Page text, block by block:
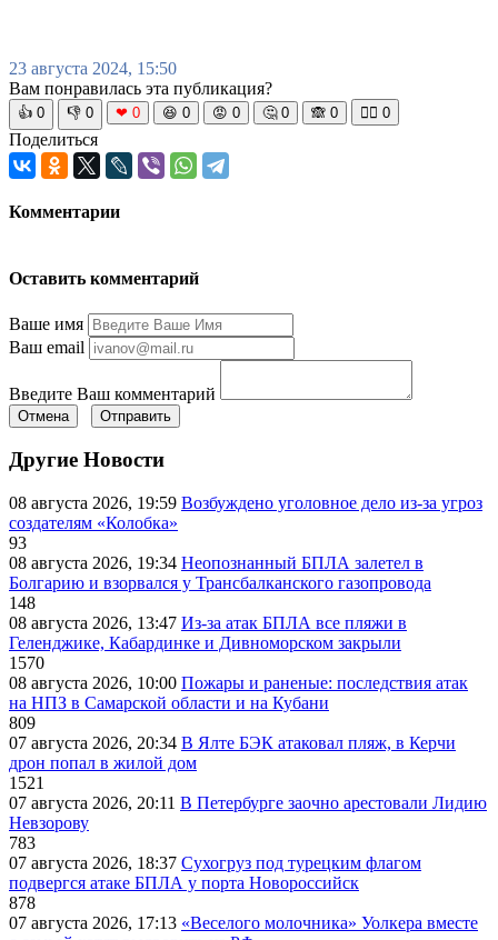
23 августа 2024, 15:50
Вам понравилась эта публикация?
👍 0 👎 0 ❤ 0 😆 0 😡 0 🤔 0 🙈 0 🧘‍♀️ 0
Поделиться
Комментарии
Оставить комментарий
Ваше имя
Ваш email
Введите Ваш комментарий
Отмена Отправить
Другие Новости
08 августа 2026, 19:59 Возбуждено уголовное дело из-за угроз
создателям «Колобка»
93
08 августа 2026, 19:34 Неопознанный БПЛА залетел в
Болгарию и взорвался у Трансбалканского газопровода
148
08 августа 2026, 13:47 Из-за атак БПЛА все пляжи в
Геленджике, Кабардинке и Дивноморском закрыли
1570
08 августа 2026, 10:00 Пожары и раненые: последствия атак
на НПЗ в Самарской области и на Кубани
809
07 августа 2026, 20:34 В Ялте БЭК атаковал пляж, в Керчи
дрон попал в жилой дом
1521
07 августа 2026, 20:11 В Петербурге заочно арестовали Лидию
Невзорову
783
07 августа 2026, 18:37 Сухогруз под турецким флагом
подвергся атаке БПЛА у порта Новороссийск
878
07 августа 2026, 17:13 «Веселого молочника» Уолкера вместе